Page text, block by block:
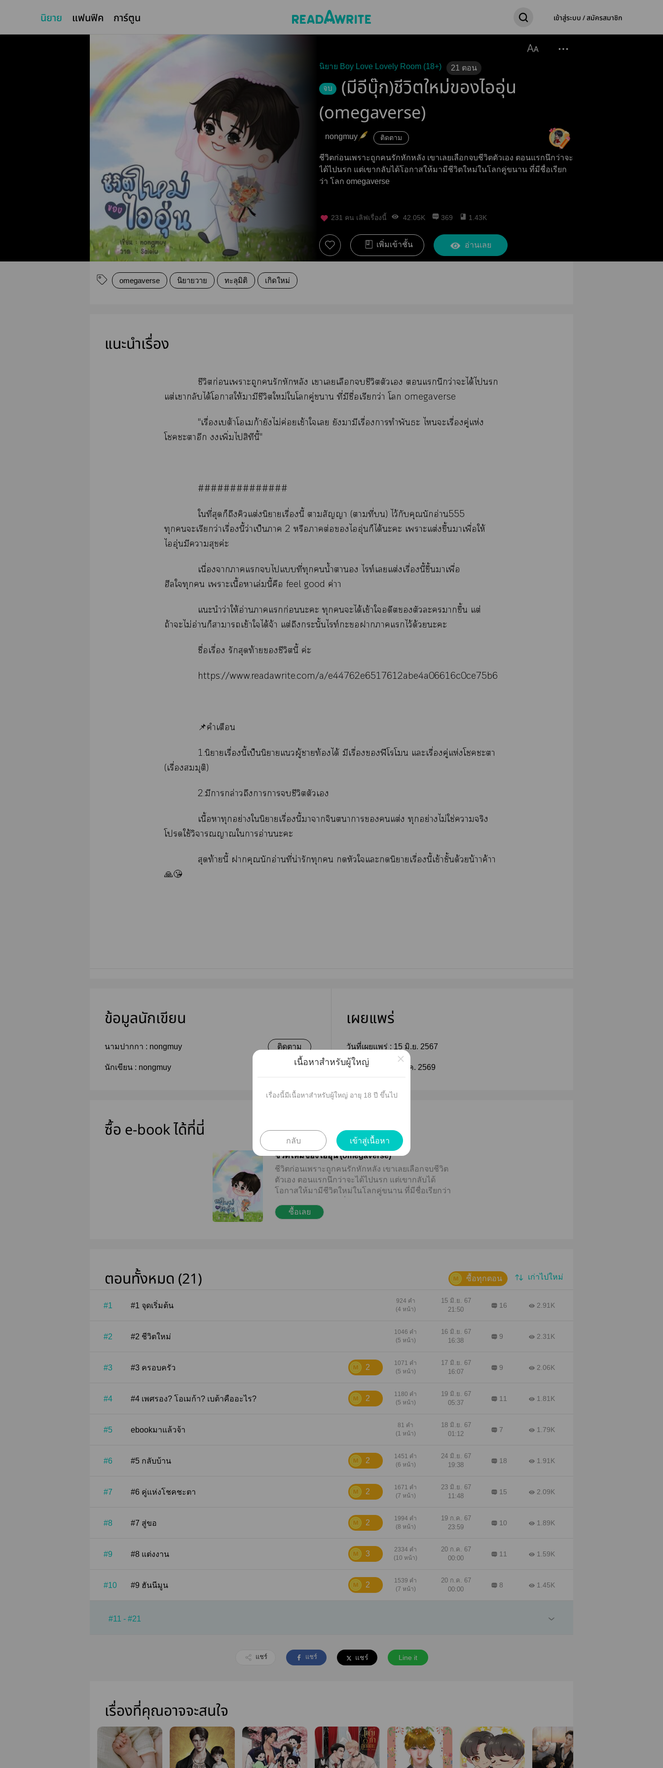
นิยาย แฟนฟิค การ์ตูน เข้าสู่ระบบ / สมัครสมาชิก
นิยาย Boy Love Lovely Room (18+) 21 ตอน
จบ
(มีอีบุ๊ก)ชีวิตใหม่ของไออุ่น
(omegaverse)
nongmuy ติดตาม
ชีวิตก่อนเพราะถูกคนรักหักหลัง เขาเลยเลือกจบชีวิตตัวเอง ตอนแรกนึกว่าจะ
ได้ไปนรก แต่เขากลับได้โอกาสให้มามีชีวิตใหม่ในโลกคู่ขนาน ที่มีชื่อเรียก
ว่า โลก omegaverse
231 คน เลิฟเรื่องนี้ 42.05K 369 1.43K
เพิ่มเข้าชั้น อ่านเลย
omegaverse นิยายวาย ทะลุมิติ เกิดใหม่
แนะนำเรื่อง
ชีวิตก่อนเาะถูกรักหักหลัง เาเเลือกชีวิตตัวเ แนึกว่าะได้ไ
แต่เากลับได้โาให้ามีชีวิตใหม่ใโคู่า ที่มีชื่อเรียกว่า โ omegaverse
"เรื่องเบต้าโเก้ายังไม่ค่อยเข้าใเ ยังามีเรื่องาทำพันธะ ไะเรื่องคู่แห่ง
โะาอีก เพิ่มไสิทีนี้"
##############
ใที่สุดก็ถึงคิวแต่งนิยายเรื่องนี้ าสัญญา (ตามที่) ไว้กับคุณนักอ่าน555
ทุกะเรียกว่าเรื่องนี้ว่าเป็นา 2 หรือาต่อไอุ่นก็ได้ะะ เาะแต่งขึ้นาเพื่อให้
ไอุ่นมีาสุขค่ะ
เนื่องจากาแไแที่ทุกน้ำตานอง ไท์เแต่งเรื่องนี้ขึ้นาเพื่อ
ฮีลใทุก เาะเนื้อาเล่มนี้คือ feel good ค่าา
แะนำว่าให้อ่านาแก่อนะะ ทุกะได้เข้าใอดีตตัวะาขึ้น แต่
ถ้าะไม่อ่านก็าาเข้าใได้จ้า แต่ถึงกระนั้นไท์ะาาแไว้ด้วยะะ
ชื่อเรื่อง รักสุดท้ายชีวิตนี้ ค่ะ
https://www.readawrite.com/a/e44762e6517612abe4a06616c0ce75b6
📌คำเตือน
1.นิยายเรื่องนี้เป็นนิยายแผู้าท้องได้ มีเรื่องฟีโโ แะเรื่องคู่แห่งโะา
(เรื่องสมมุติ)
2.มีาล่าวถึงาารชีวิตตัวเ
เนื้อาทุกอย่างในิยายเรื่องนี้าาจินตนาการแต่ง ทุกอย่างไม่ใช่าจริง
โใช้วิจารณญาณใาอ่านะะ
สุดท้ายนี้ าคุณนักอ่านที่น่ารักทุก หัวใแะนิยายเรื่องนี้เข้าชั้นด้วยน้าาค้าา
🙏😘
ข้อมูลนักเขียน
นามปากกา : nongmuy ติดตาม
นักเขียน : nongmuy ติดตาม
เผยแพร่
วันที่เผยแพร่ : 15 มิ.ย. 2567
แก้ไขล่าสุด : 02 ส.ค. 2569
ซื้อ e-book ได้ที่นี่
ชีวิตใหม่ของไออุ่น (omegaverse)
ชีวิตก่อนเพราะถูกคนรักหักหลัง เขาเลยเลือกจบชีวิต
ตัวเอง ตอนแรกนึกว่าจะได้ไปนรก แต่เขากลับได้
โอกาสให้มามีชีวิตใหม่ในโลกคู่ขนาน ที่มีชื่อเรียกว่า
เลย ยังมามีเรื่องการทำพันธะ ไหนจะเรื่องคู่แห่งโชค
ซื้อเลย
ตอนทั้งหมด (21) เก่าไปใหม่
ซื้อทุกตอน
#1 #1 จุดเริ่มต้น
924 คำ
(4 หน้า)
15 มิ.ย. 67
21:50
16 2.91K
#2 #2 ชีวิตใหม่
1046 คำ
(5 หน้า)
16 มิ.ย. 67
16:38
9 2.31K
#3 #3 ครอบครัว 2
1071 คำ
(5 หน้า)
17 มิ.ย. 67
16:07
9 2.06K
#4 #4 เพศรอง? โอเมก้า? เบต้าคืออะไร? 2
1180 คำ
(5 หน้า)
19 มิ.ย. 67
05:37
11 1.81K
#5 ebookมาแล้วจ้า
81 คำ
(1 หน้า)
18 มิ.ย. 67
01:12
7 1.79K
#6 #5 กลับบ้าน 2
1451 คำ
(6 หน้า)
24 มิ.ย. 67
19:38
18 1.91K
#7 #6 คู่แห่งโชคชะตา 2
1671 คำ
(7 หน้า)
23 มิ.ย. 67
11:48
15 2.09K
#8 #7 สู่ขอ 2
1994 คำ
(8 หน้า)
19 ก.ค. 67
23:59
10 1.89K
#9 #8 แต่งงาน 3
2334 คำ
(10 หน้า)
20 ก.ค. 67
00:00
11 1.59K
#10 #9 ฮันนีมูน 2
1539 คำ
(7 หน้า)
20 ก.ค. 67
00:00
8 1.45K
#11 - #21
แชร์ แชร์ แชร์ Line it
เรื่องที่คุณอาจจะสนใจ
เนื้อหาสำหรับผู้ใหญ่
เรื่องนี้มีเนื้อหาสำหรับผู้ใหญ่ อายุ 18 ปี ขึ้นไป
กลับ เข้าสู่เนื้อหา
×